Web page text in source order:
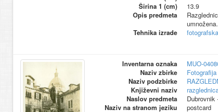
Širina 1 (cm)
13.9
Opis predmeta
umnožena.
Tehnika izrade
fotografska
Inventarna oznaka
MUO-
Naziv zbirke
Naziv podzbirke
Književni naziv
Naslov predmeta
Dubrovnik
Naziv na stranom jeziku
postcard